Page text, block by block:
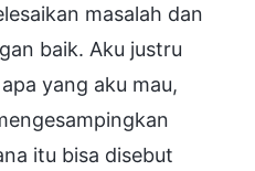
masalah dan
baik. Aku justru
yang aku mau,
itu bisa disebut